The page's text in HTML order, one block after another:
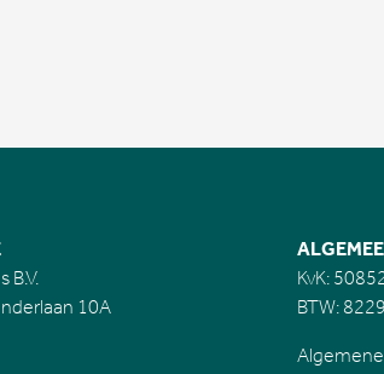
B.V.
10A
KvK:
BTW:
Algemene